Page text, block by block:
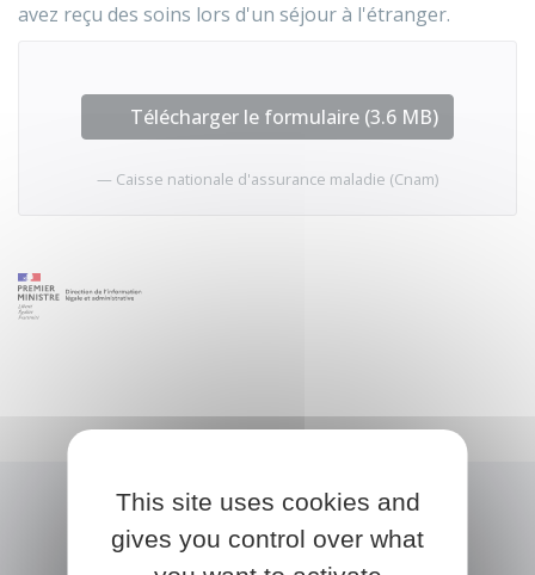
avez reçu des soins lors d'un séjour à l'étranger.
Télécharger le formulaire (3.6 MB)
Caisse nationale d'assurance maladie (Cnam)
This site uses cookies and
gives you control over what